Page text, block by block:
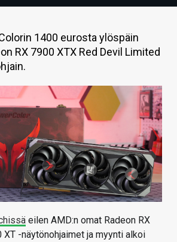
1400 eurosta ylöspäin
RX 7900 XTX Red Devil Limited
eilen AMD:n omat Radeon RX
XT -näytönohjaimet ja myynti alkoi